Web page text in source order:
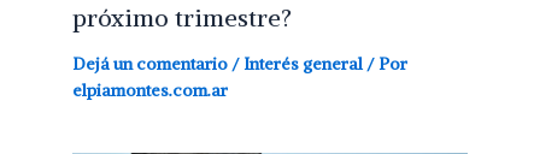
próximo trimestre?
Dejá un comentario / Interés general/ Por
elpiamontes.com.ar